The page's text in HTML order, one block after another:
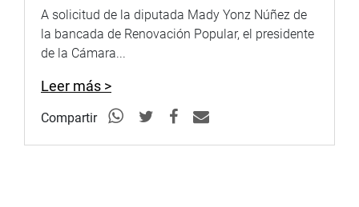
A solicitud de la diputada Mady Yonz Núñez de
la bancada de Renovación Popular, el presidente
de la Cámara...
Leer más >
Compartir